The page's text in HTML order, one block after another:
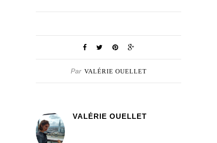
Par VALÉRIE OUELLET
VALÉRIE OUELLET